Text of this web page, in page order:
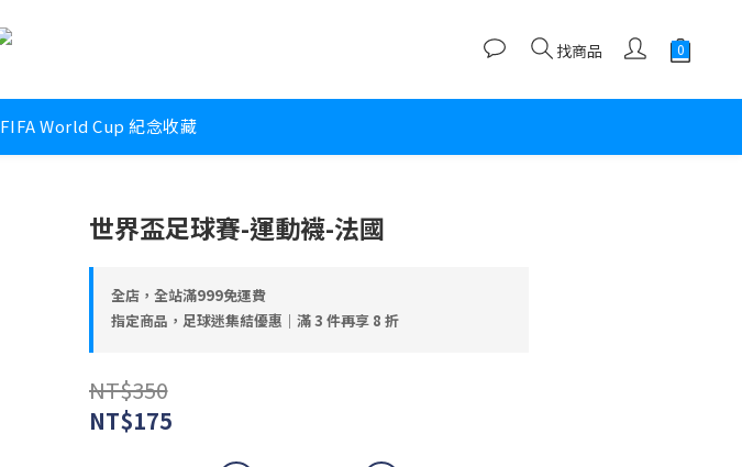
找商品
FIFA World Cup 紀念收藏
世界盃足球賽-運動襪-法國
全店，全站滿999免運費
指定商品，足球迷集結優惠｜滿 3 件再享 8 折
NT$350
NT$175